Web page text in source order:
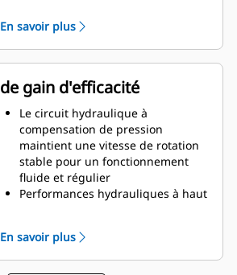
peut être piloté depuis l’écran de
la cabine
Le capteur d’inclinaison GS520,
installé de série dans un
emplacement protégé, fournit un
retour précis sur la position
d’inclinaison au système de
nivellement
SecureLock™ utilise une
technologie de capteurs intégrés
au vérin de verrouillage pour
afin de réduire le risque de
balancement ou de chute des
En savoir plus
de gain d'efficacité
Le circuit hydraulique à
compensation de pression
maintient une vitesse de rotation
stable pour un fonctionnement
fluide et régulier
Performances hydrauliques à haut
haut débit
Le système de lubrification
En savoir plus